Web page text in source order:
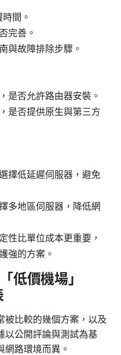
間。
完善。
與故障排除步驟。
是否允許路由器安裝。
是否提供原生與第三方
擇低延遲伺服器，避免
多地區伺服器，降低網
性比單位成本更重要，
強的方案。
低價機場」
被比較的幾個方案，以及
以公開評論與測試為基
網路環境而異。